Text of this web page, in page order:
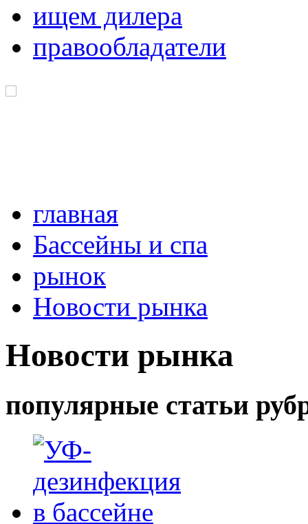
ищем дилера
правообладатели
главная
Бассейны и спа
рынок
Новости рынка
Новости рынка
популярные статьи